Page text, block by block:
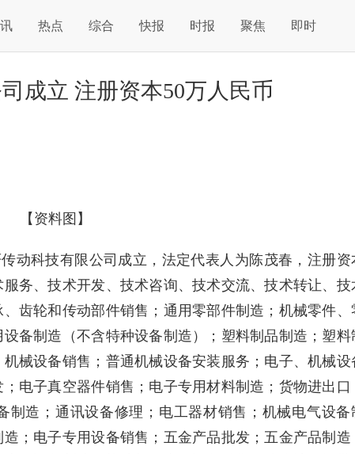
热点 综合 快报 时报 聚焦 即时
成立 注册资本50万人民币
【资料图】
动科技有限公司成立，法定代表人为陈茂春，注册资
务、技术开发、技术咨询、技术交流、技术转让、技
齿轮和传动部件销售；通用零部件制造；机械零件、
备制造（不含特种设备制造）；塑料制品制造；塑料
械设备销售；普通机械设备安装服务；电子、机械设
电子真空器件销售；电子专用材料制造；货物进出口
造；通讯设备修理；电工器材销售；机械电气设备
；电子专用设备销售；五金产品批发；五金产品制造